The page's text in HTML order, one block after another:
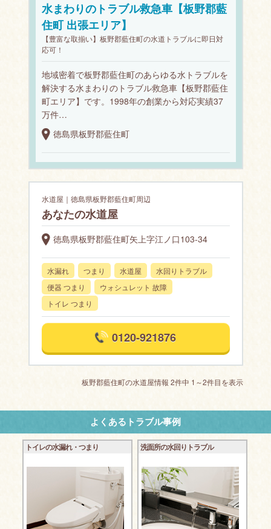
水まわりのトラブル救急車【板野郡藍
住町 出張エリア】
【豊富な取揃い】板野郡藍住町の水道トラブルに即日対
応可！
地域密着で板野郡藍住町のあらゆる水トラブルを
解決する水まわりのトラブル救急車【板野郡藍住
町エリア】です。1998年の創業から対応実績37
万件…
徳島県板野郡藍住町
水道屋｜徳島県板野郡藍住町周辺
あなたの水道屋
徳島県板野郡藍住町矢上字江ノ口103-34
水漏れ つまり 水道屋
水回りトラブル
便器 つまり
ウォシュレット 故障
トイレ つまり
0120-921876
板野郡藍住町の水道屋情報 2件中 1～2件目を表示
よくあるトラブル事例
トイレの水漏れ・つまり 洗面所の水回りトラブル